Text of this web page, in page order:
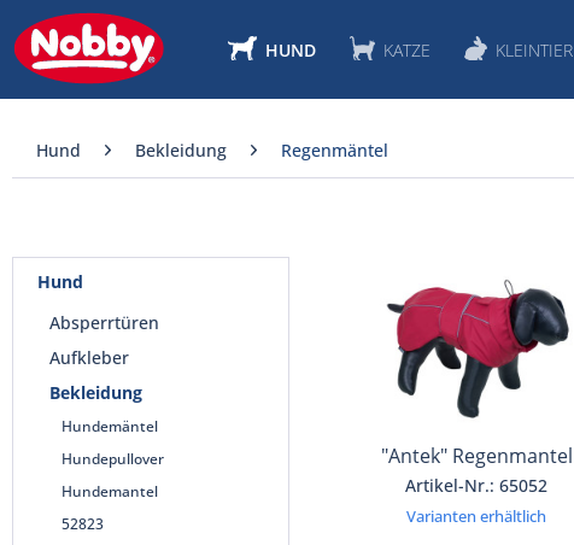
HUND KATZE KLEINTIER
Hund Bekleidung Regenmäntel
Hund
Absperrtüren
Aufkleber
Bekleidung
Hundemäntel
Hundepullover
Hundemantel
52823
"Antek" Regenmantel
Artikel-Nr.: 65052
Varianten erhältlich